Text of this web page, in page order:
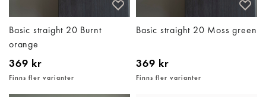
Basic straight 20 Burnt
orange
369 kr
Finns fler varianter
Basic straight 20 Moss green
369 kr
Finns fler varianter